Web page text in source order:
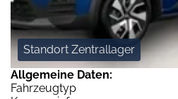
Standort Zentrallager
Allgemeine Daten:
Fahrzeugtyp